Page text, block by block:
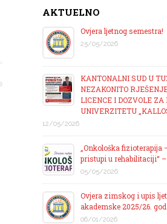
AKTUELNO
Ovjera ljetnog semestra!
25/05/2026
KANTONALNI SUD U
NEZAKONITO
LICENCE I DOZVOLE
UNIVERZITETU
12/05/2026
„Onkološka fizioterapija
pristupi u rehabilitaciji“
05/05/2026
Ovjera zimskog i upis
akademske 2025/26.
06/01/2026